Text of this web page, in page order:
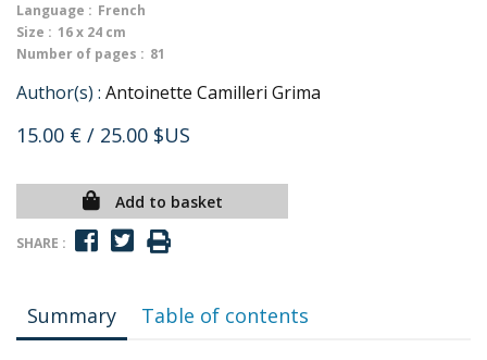
Language : French
Size : 16 x 24 cm
Number of pages : 81
Author(s) : Antoinette Camilleri Grima
15.00 € / 25.00 $US
Add to basket
SHARE :
Summary Table of contents